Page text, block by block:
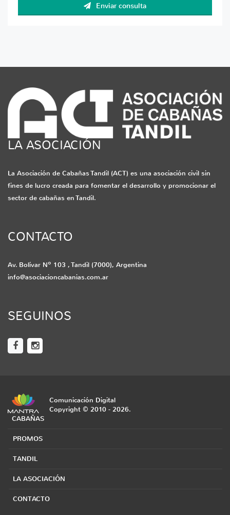
Enviar consulta
LA ASOCIACIÓN
La Asociación de Cabañas Tandil (ACT) es una asociación civil sin
fines de lucro creada para fomentar el desarrollo y promocionar el
sector de cabañas en Tandil.
CONTACTO
Av. Bolívar Nº 103 , Tandil (7000), Argentina
info@asociacioncabanias.com.ar
SEGUINOS
Comunicación Digital
Copyright © 2010 - 2026.
CABAÑAS
PROMOS
TANDIL
LA ASOCIACIÓN
CONTACTO